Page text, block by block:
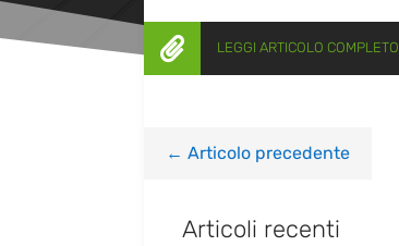
 LEGGI ARTICOLO COMPLETO
← Articolo precedente
Articoli recenti